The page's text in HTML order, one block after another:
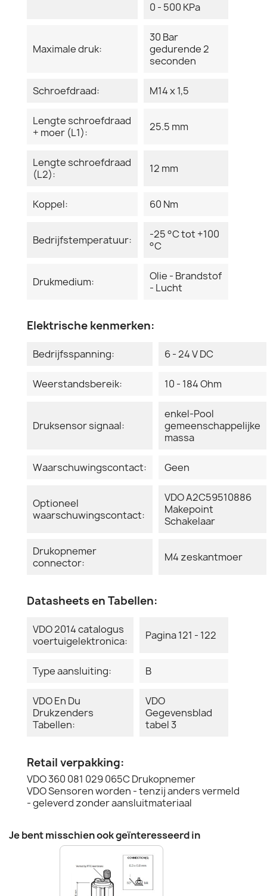
0 - 500 KPa
Maximale druk:
30 Bar
gedurende 2
seconden
Schroefdraad: M14 x 1,5
Lengte schroefdraad
+ moer (L1):
25.5 mm
Lengte schroefdraad
(L2):
12 mm
Koppel: 60 Nm
Bedrijfstemperatuur:
-25 °C tot +100
°C
Drukmedium:
Olie - Brandstof
- Lucht
Elektrische kenmerken:
Bedrijfsspanning: 6 - 24 V DC
Weerstandsbereik: 10 - 184 Ohm
Druksensor signaal:
enkel-Pool
gemeenschappelijke
massa
Waarschuwingscontact: Geen
Optioneel
waarschuwingscontact:
VDO A2C59510886
Makepoint
Schakelaar
Drukopnemer
connector:
M4 zeskantmoer
Datasheets en Tabellen:
VDO 2014 catalogus
voertuigelektronica:
Pagina 121 - 122
Type aansluiting: B
VDO En Du
Drukzenders
Tabellen:
VDO
Gegevensblad
tabel 3
Retail verpakking:
VDO 360 081 029 065C Drukopnemer
VDO Sensoren worden - tenzij anders vermeld
- geleverd zonder aansluitmateriaal
Je bent misschien ook geïnteresseerd in